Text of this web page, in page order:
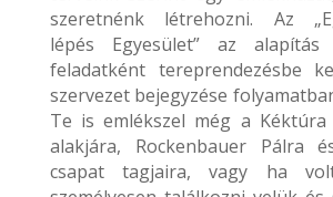
szeretnénk létrehozni. Az
lépés Egyesület” az
feladatként tereprendezésbe
szervezet bejegyzése
Te is emlékszel még a
alakjára, Rockenbauer Pálra
csapat tagjaira, vagy ha volt